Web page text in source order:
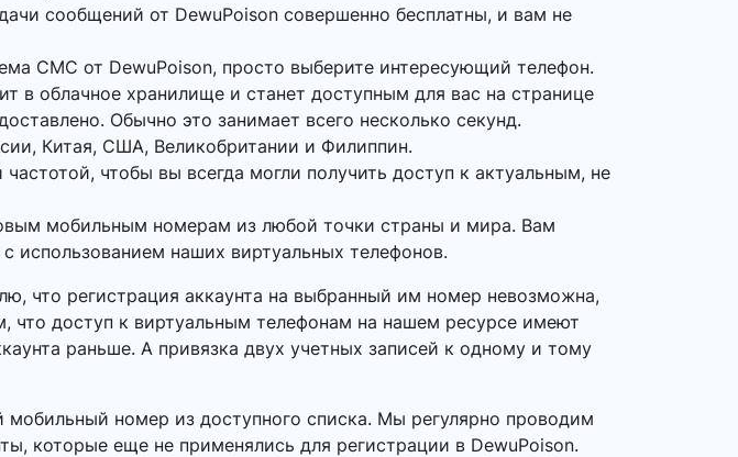
сообщений от DewuPoison совершенно бесплатны, и вам не
СМС от DewuPoison, просто выберите интересующий телефон.
в облачное хранилище и станет доступным для вас на странице
Обычно это занимает всего несколько секунд.
Китая, США, Великобритании и Филиппин.
чтобы вы всегда могли получить доступ к актуальным, не
мобильным номерам из любой точки страны и мира. Вам
использованием наших виртуальных телефонов.
что регистрация аккаунта на выбранный им номер невозможна,
что доступ к виртуальным телефонам на нашем ресурсе имеют
раньше. А привязка двух учетных записей к одному и тому
номер из доступного списка. Мы регулярно проводим
которые еще не применялись для регистрации в DewuPoison.